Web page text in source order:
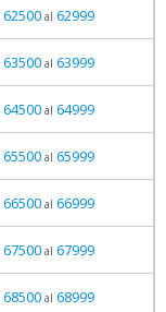
62500al 62999
63500al 63999
64500al 64999
65500al 65999
66500al 66999
67500al 67999
68500al 68999